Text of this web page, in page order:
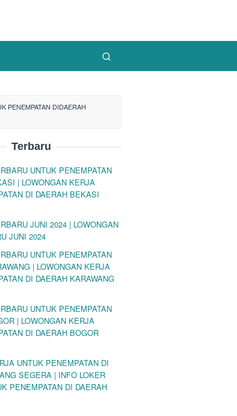
PENEMPATAN DIDAERAH
Terbaru
UNTUK PENEMPATAN
| LOWONGAN KERJA
DI DAERAH BEKASI
JUNI 2024 | LOWONGAN
JUNI 2024
UNTUK PENEMPATAN
| LOWONGAN KERJA
DI DAERAH KARAWANG
UNTUK PENEMPATAN
| LOWONGAN KERJA
DI DAERAH BOGOR
UNTUK PENEMPATAN DI
SEGERA | INFO LOKER
PENEMPATAN DI DAERAH